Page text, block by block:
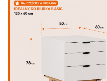
WYBIERZ KOLOR
White, czyli